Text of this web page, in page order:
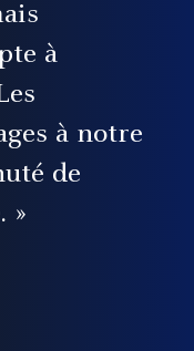
à
à notre
de
»